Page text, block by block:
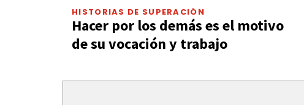
HISTORIAS DE SUPERACIÓN
Hacer por los demás es el motivo
de su vocación y trabajo